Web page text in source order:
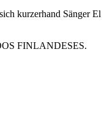
kurzerhand Sänger El
FINLANDESES.